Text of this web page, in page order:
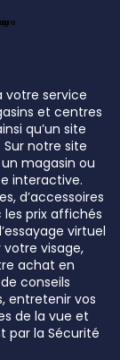
votre service
et centres
qu’un site
notre site
magasin ou
interactive.
d’accessoires
les prix affichés
virtuel
visage,
achat en
conseils
entretenir vos
de la vue et
par la Sécurité